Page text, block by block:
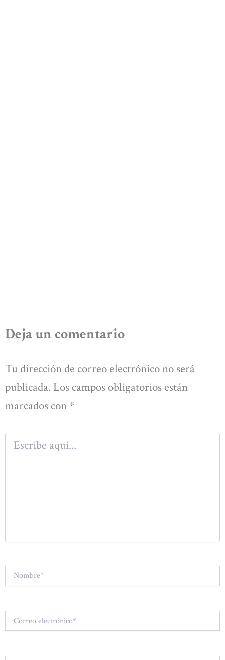
Deja un comentario
Tu dirección de correo electrónico no será
publicada. Los campos obligatorios están
marcados con *
aquí...
electrónico*